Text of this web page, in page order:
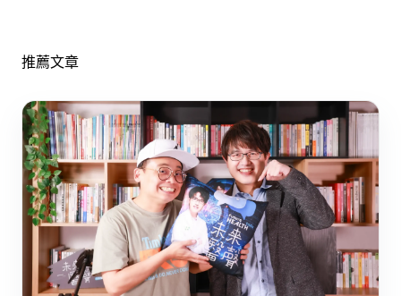
推薦文章